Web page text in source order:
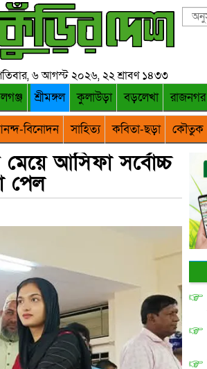
৬ আগস্ট ২০২৬, ২২ শ্রাবণ ১৪৩৩
শ্রীমঙ্গল কুলাউড়া বড়লেখা রাজনগর
বিনোদন সাহিত্য কবিতা-ছড়া কৌতুক
আসিফা সর্বোচ্চ
পেল